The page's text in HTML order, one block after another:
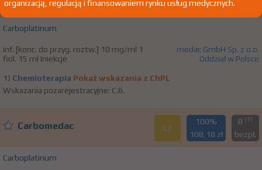
42,36 zł
Carboplatinum
inf. [konc. do przyg. roztw.] 10 mg/ml 1
fiol. 15 ml Iniekcje
medac GmbH Sp. z o.o.
Oddział w Polsce
1) Chemioterapia Pokaż wskazania z ChPL
Wskazania pozarejestracyjne: C.6.
Carbomedac Lz
100%
108,18 zł
B (1)
bezpł.
Carboplatinum
organizacją, regulacją i finansowaniem rynku usług medycznych.